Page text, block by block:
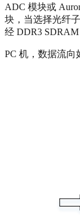
ADC 模块或
块，当选择光纤
经 DDR3
PC 机，数据流向